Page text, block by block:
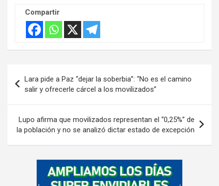
Compartir
de
entradas
Lara pide a Paz “dejar la soberbia”: “No es el camino
salir y ofrecerle cárcel a los movilizados”
Lupo afirma que movilizados representan el “0,25%” de
la población y no se analizó dictar estado de excepción